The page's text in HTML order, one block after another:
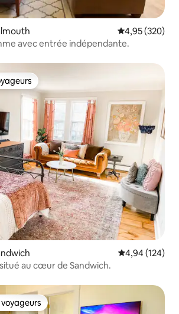
Note
4,95 (320)
avec entrée indépendante.
Note
4,94 (124)
au cœur de Sandwich.
parmi les plus aimés